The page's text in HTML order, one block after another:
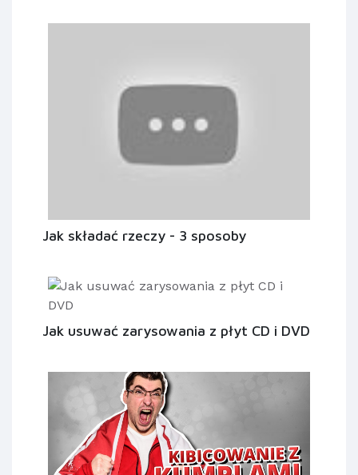
Jak składać rzeczy - 3 sposoby
Jak usuwać zarysowania z płyt CD i DVD